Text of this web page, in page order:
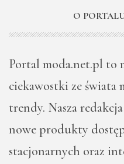
O
Portal moda.net.pl to
ciekawostki ze świata
trendy. Nasza
nowe produkty
stacjonarnych oraz